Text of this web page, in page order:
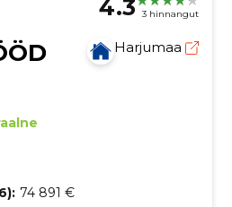
4.3 3 hinnangut
Harjumaa
74 891 €